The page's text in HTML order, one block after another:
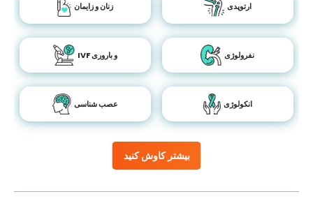
بیشتر کاوش کنید
زنان و زایمان ارتوپدی
IVF و باروری نفرولوژی
عصب شناسی انکولوژی